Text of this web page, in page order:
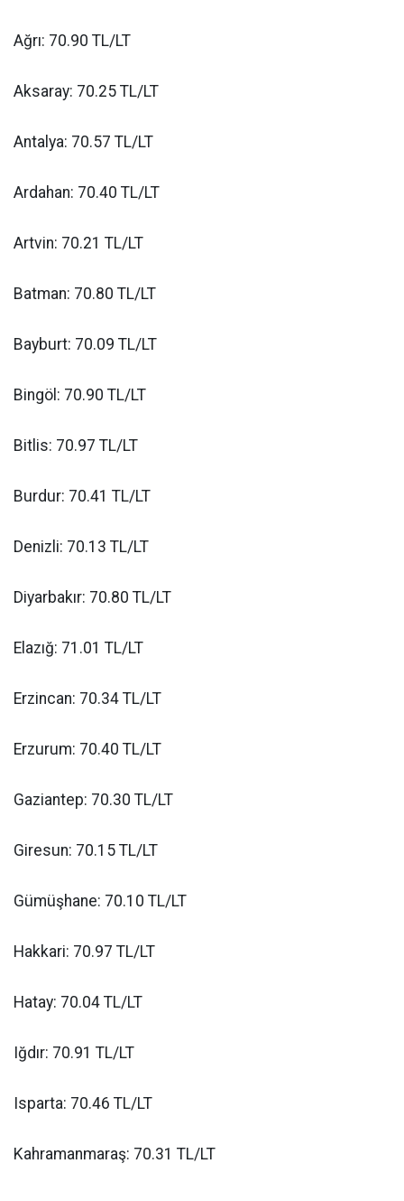
Ağrı: 70.90 TL/LT
Aksaray: 70.25 TL/LT
Antalya: 70.57 TL/LT
Ardahan: 70.40 TL/LT
Artvin: 70.21 TL/LT
Batman: 70.80 TL/LT
Bayburt: 70.09 TL/LT
Bingöl: 70.90 TL/LT
Bitlis: 70.97 TL/LT
Burdur: 70.41 TL/LT
Denizli: 70.13 TL/LT
Diyarbakır: 70.80 TL/LT
Elazığ: 71.01 TL/LT
Erzincan: 70.34 TL/LT
Erzurum: 70.40 TL/LT
Gaziantep: 70.30 TL/LT
Giresun: 70.15 TL/LT
Gümüşhane: 70.10 TL/LT
Hakkari: 70.97 TL/LT
Hatay: 70.04 TL/LT
Iğdır: 70.91 TL/LT
Isparta: 70.46 TL/LT
Kahramanmaraş: 70.31 TL/LT